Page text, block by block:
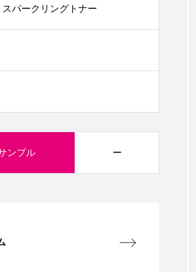
パークリングトナー
ンプル ー